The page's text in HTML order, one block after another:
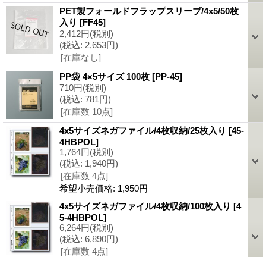
PET製フォールドフラップスリーブ/4x5/50枚
入り [FF45]
2,412円(税別)
(税込: 2,653円)
[在庫なし]
PP袋 4×5サイズ 100枚 [PP-45]
710円(税別)
(税込: 781円)
[在庫数 10点]
4x5サイズネガファイル/4枚収納/25枚入り [45-
4HBPOL]
1,764円(税別)
(税込: 1,940円)
[在庫数 4点]
希望小売価格: 1,950円
4x5サイズネガファイル/4枚収納/100枚入り [4
5-4HBPOL]
6,264円(税別)
(税込: 6,890円)
[在庫数 4点]